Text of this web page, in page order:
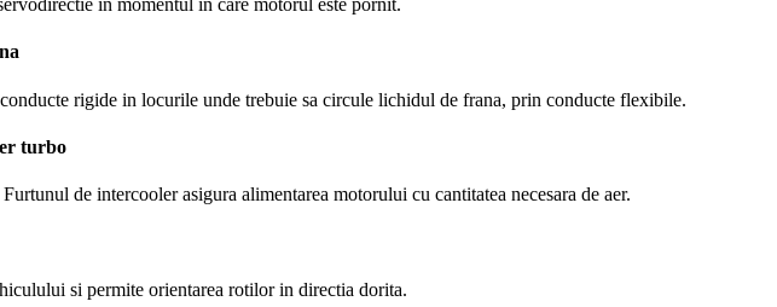
in momentul in care motorul este pornit.
rigide in locurile unde trebuie sa circule lichidul de frana, prin conducte flexibile.
turbo
de intercooler asigura alimentarea motorului cu cantitatea necesara de aer.
si permite orientarea rotilor in directia dorita.